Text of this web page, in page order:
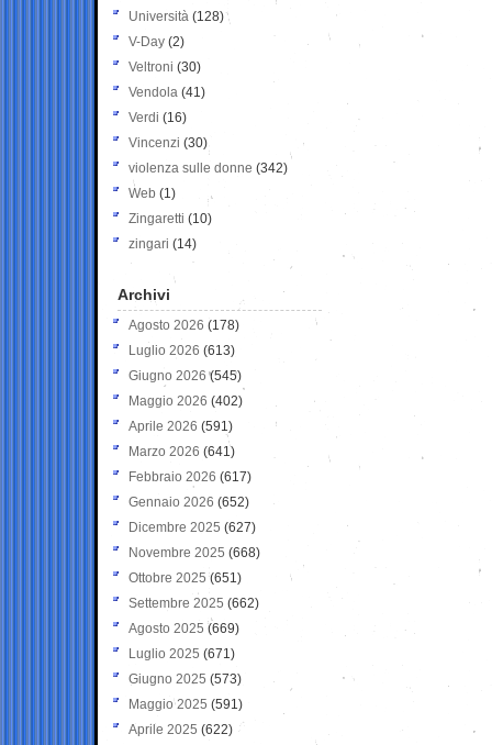
Università (128)
V-Day (2)
Veltroni (30)
Vendola (41)
Verdi (16)
Vincenzi (30)
violenza sulle donne (342)
Web (1)
Zingaretti (10)
zingari (14)
Archivi
Agosto 2026 (178)
Luglio 2026 (613)
Giugno 2026 (545)
Maggio 2026 (402)
Aprile 2026 (591)
Marzo 2026 (641)
Febbraio 2026 (617)
Gennaio 2026 (652)
Dicembre 2025 (627)
Novembre 2025 (668)
Ottobre 2025 (651)
Settembre 2025 (662)
Agosto 2025 (669)
Luglio 2025 (671)
Giugno 2025 (573)
Maggio 2025 (591)
Aprile 2025 (622)